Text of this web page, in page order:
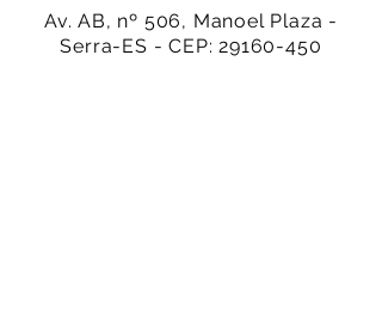
Av. AB, nº 506, Manoel Plaza -
Serra-ES - CEP: 29160-450